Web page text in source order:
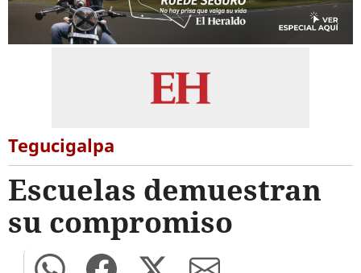
Tegucigalpa
Escuelas demuestran
su compromiso